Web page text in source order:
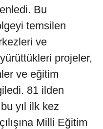
Bu
temsilen
ve
projeler,
ve eğitim
81 ilden
yıl ilk kez
Milli Eğitim